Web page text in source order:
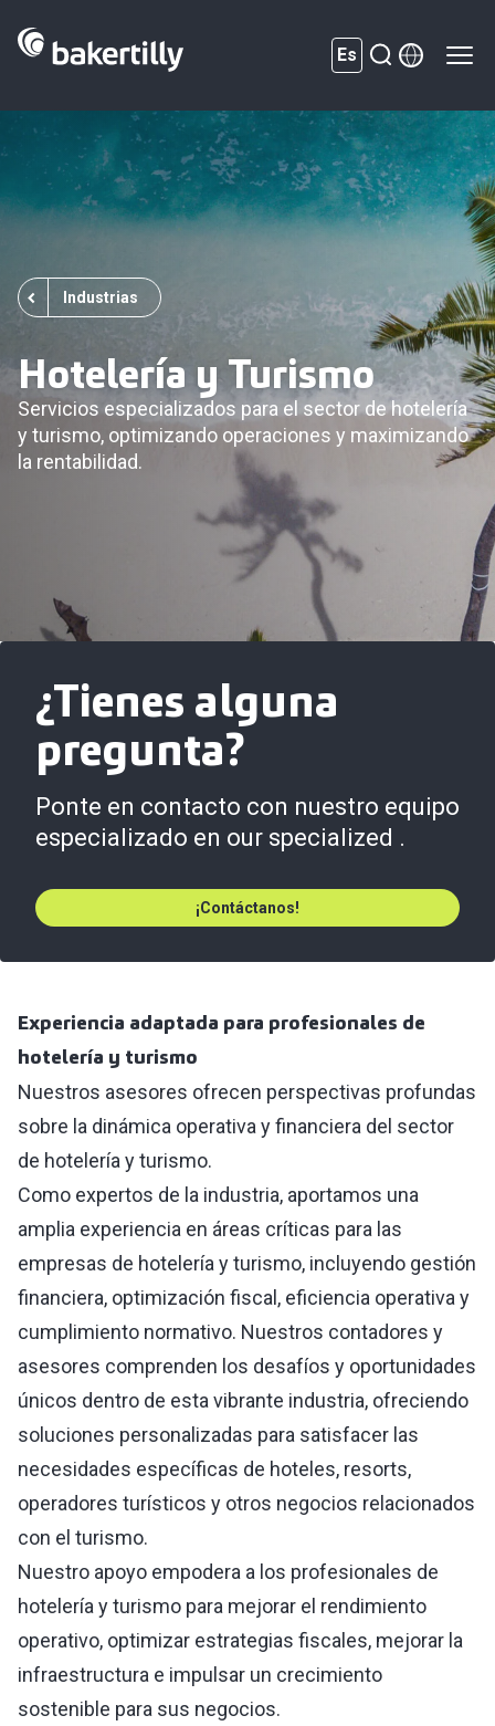
Es
Industrias
Hotelería y Turismo
Servicios especializados para el sector de hotelería
y turismo, optimizando operaciones y maximizando
la rentabilidad.
¿Tienes alguna
pregunta?
Ponte en contacto con nuestro equipo
especializado en our specialized .
¡Contáctanos!
Experiencia adaptada para profesionales de
hotelería y turismo
Nuestros asesores ofrecen perspectivas profundas
sobre la dinámica operativa y financiera del sector
de hotelería y turismo.
Como expertos de la industria, aportamos una
amplia experiencia en áreas críticas para las
empresas de hotelería y turismo, incluyendo gestión
financiera, optimización fiscal, eficiencia operativa y
cumplimiento normativo. Nuestros contadores y
asesores comprenden los desafíos y oportunidades
únicos dentro de esta vibrante industria, ofreciendo
soluciones personalizadas para satisfacer las
necesidades específicas de hoteles, resorts,
operadores turísticos y otros negocios relacionados
con el turismo.
Nuestro apoyo empodera a los profesionales de
hotelería y turismo para mejorar el rendimiento
operativo, optimizar estrategias fiscales, mejorar la
infraestructura e impulsar un crecimiento
sostenible para sus negocios.